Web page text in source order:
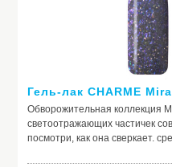
Гель-лак CHARME
Обворожительная коллекция
светоотражающих частичек
посмотри, как она сверкает.